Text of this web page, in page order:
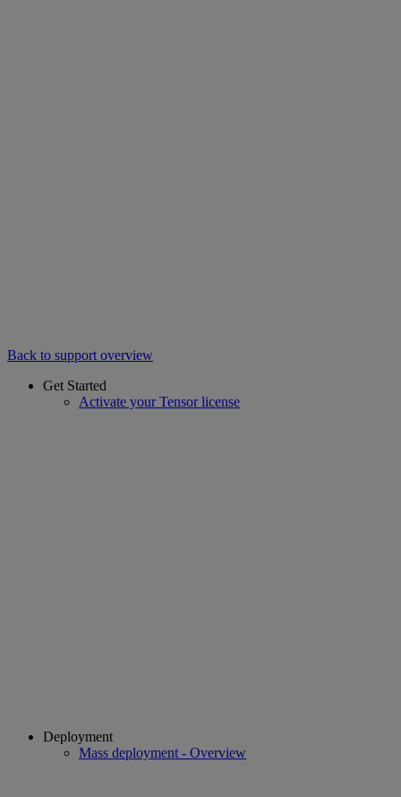
Back to support overview
Get Started
Activate your Tensor license
Deployment
Mass deployment - Overview